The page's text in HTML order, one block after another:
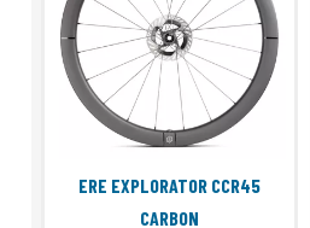
Bikes
Gläser
Helme
Indoor Biking
Lights
Powermeters
Schuhe
Submit
Groen
Rood
Roze
ERE EXPLORATOR CCR45
CARBON